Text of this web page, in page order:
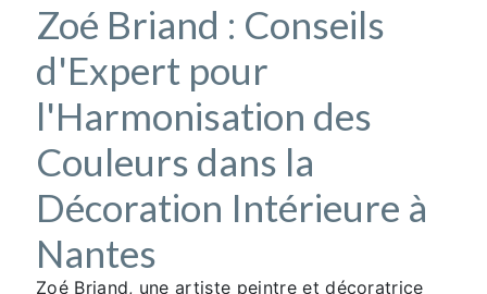
Zoé Briand : Conseils
d'Expert pour
l'Harmonisation des
Couleurs dans la
Décoration Intérieure à
Nantes
Zoé Briand, une artiste peintre et décoratrice